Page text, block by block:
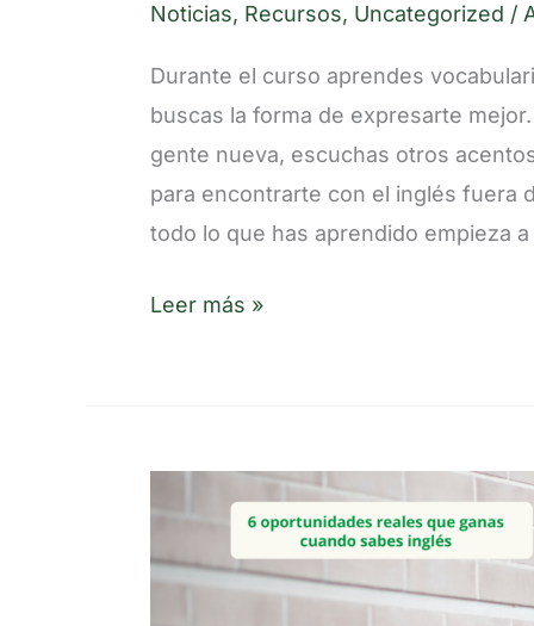
Noticias, Recursos, Uncategorized /
Durante el curso aprendes
buscas la forma de expresarte
gente nueva, escuchas otros
para encontrarte con el inglés fuera
todo lo que has aprendido empieza
este
verano
Leer más »
oportunidades
reales